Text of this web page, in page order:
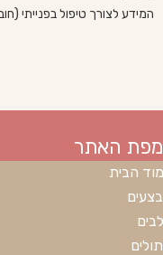
המידע לצורך טיפול בפנייתי
מפת האתר
הבית